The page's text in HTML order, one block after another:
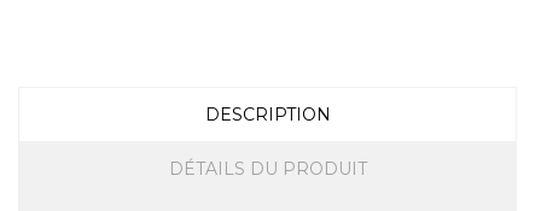
DESCRIPTION
DÉTAILS DU PRODUIT